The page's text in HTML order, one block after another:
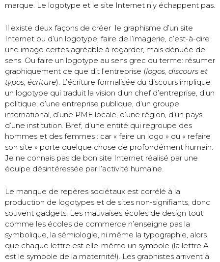
marque. Le logotype et le site Internet n’y échappent pas.
Il existe deux façons de créer le graphisme d’un site
Internet ou d’un logotype: faire de l’imagerie, c’est-à-dire
une image certes agréable à regarder, mais dénuée de
sens. Ou faire un logotype au sens grec du terme: résumer
graphiquement ce que dit l’entreprise (logos, discours et
typos, écriture). L’écriture formalisée du discours implique
un logotype qui traduit la vision d’un chef d’entreprise, d’un
politique, d’une entreprise publique, d’un groupe
international, d’une PME locale, d’une région, d’un pays,
d’une institution. Bref, d’une entité qui regroupe des
hommes et des femmes : car « faire un logo » ou « refaire
son site » porte quelque chose de profondément humain.
Je ne connais pas de bon site Internet réalisé par une
équipe désintéressée par l’activité humaine.
Le manque de repères sociétaux est corrélé à la
production de logotypes et de sites non-signifiants, donc
souvent gadgets. Les mauvaises écoles de design tout
comme les écoles de commerce n’enseigne pas la
symbolique, la sémiologie, ni même la typographie, alors
que chaque lettre est elle-même un symbole (la lettre A
est le symbole de la maternité!). Les graphistes arrivent à